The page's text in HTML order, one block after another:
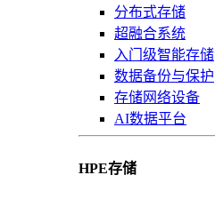
分布式存储
超融合系统
入门级智能存储
数据备份与保护
存储网络设备
AI数据平台
HPE存储